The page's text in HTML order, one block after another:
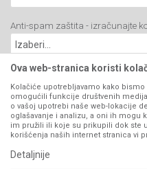
PIB: 102135221
Matični broj: 07593252
Blog
Najčešća pitanja
Isporuka
Click & Collect
Načini plaćanja
Plaćanje karticama
Web kredit Raiffeisen banke
Pravo na odustajanje
Reklamacije
Zamena artikala
Anti-spam zaštita - izračunajte
VIBER I SMS NEWSLETTER
PRATITE NAS
Ova web-stranica koristi
Kolačiće upotrebljavamo kako
omogućili funkcije društvenih
o vašoj upotrebi naše web-lokacije
oglašavanje i analizu, a oni ih mogu
im pružili ili koje su prikupili dok ste
korišćenja naših internet stranica vi
Detaljnije